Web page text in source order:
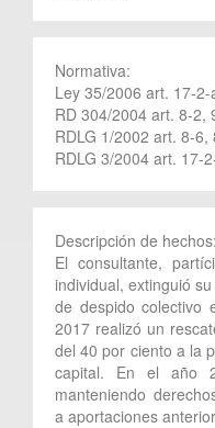
Normativa:
Ley 35/2006 art. 17-2-
RD 304/2004 art. 8-2,
RDLG 1/2002 art. 8-6,
RDLG 3/2004 art. 17-
Descripción de hechos:
El consultante,
individual, extinguió
de despido colectivo
2017 realizó un
del 40 por ciento a la
capital. En el año
manteniendo
a aportaciones